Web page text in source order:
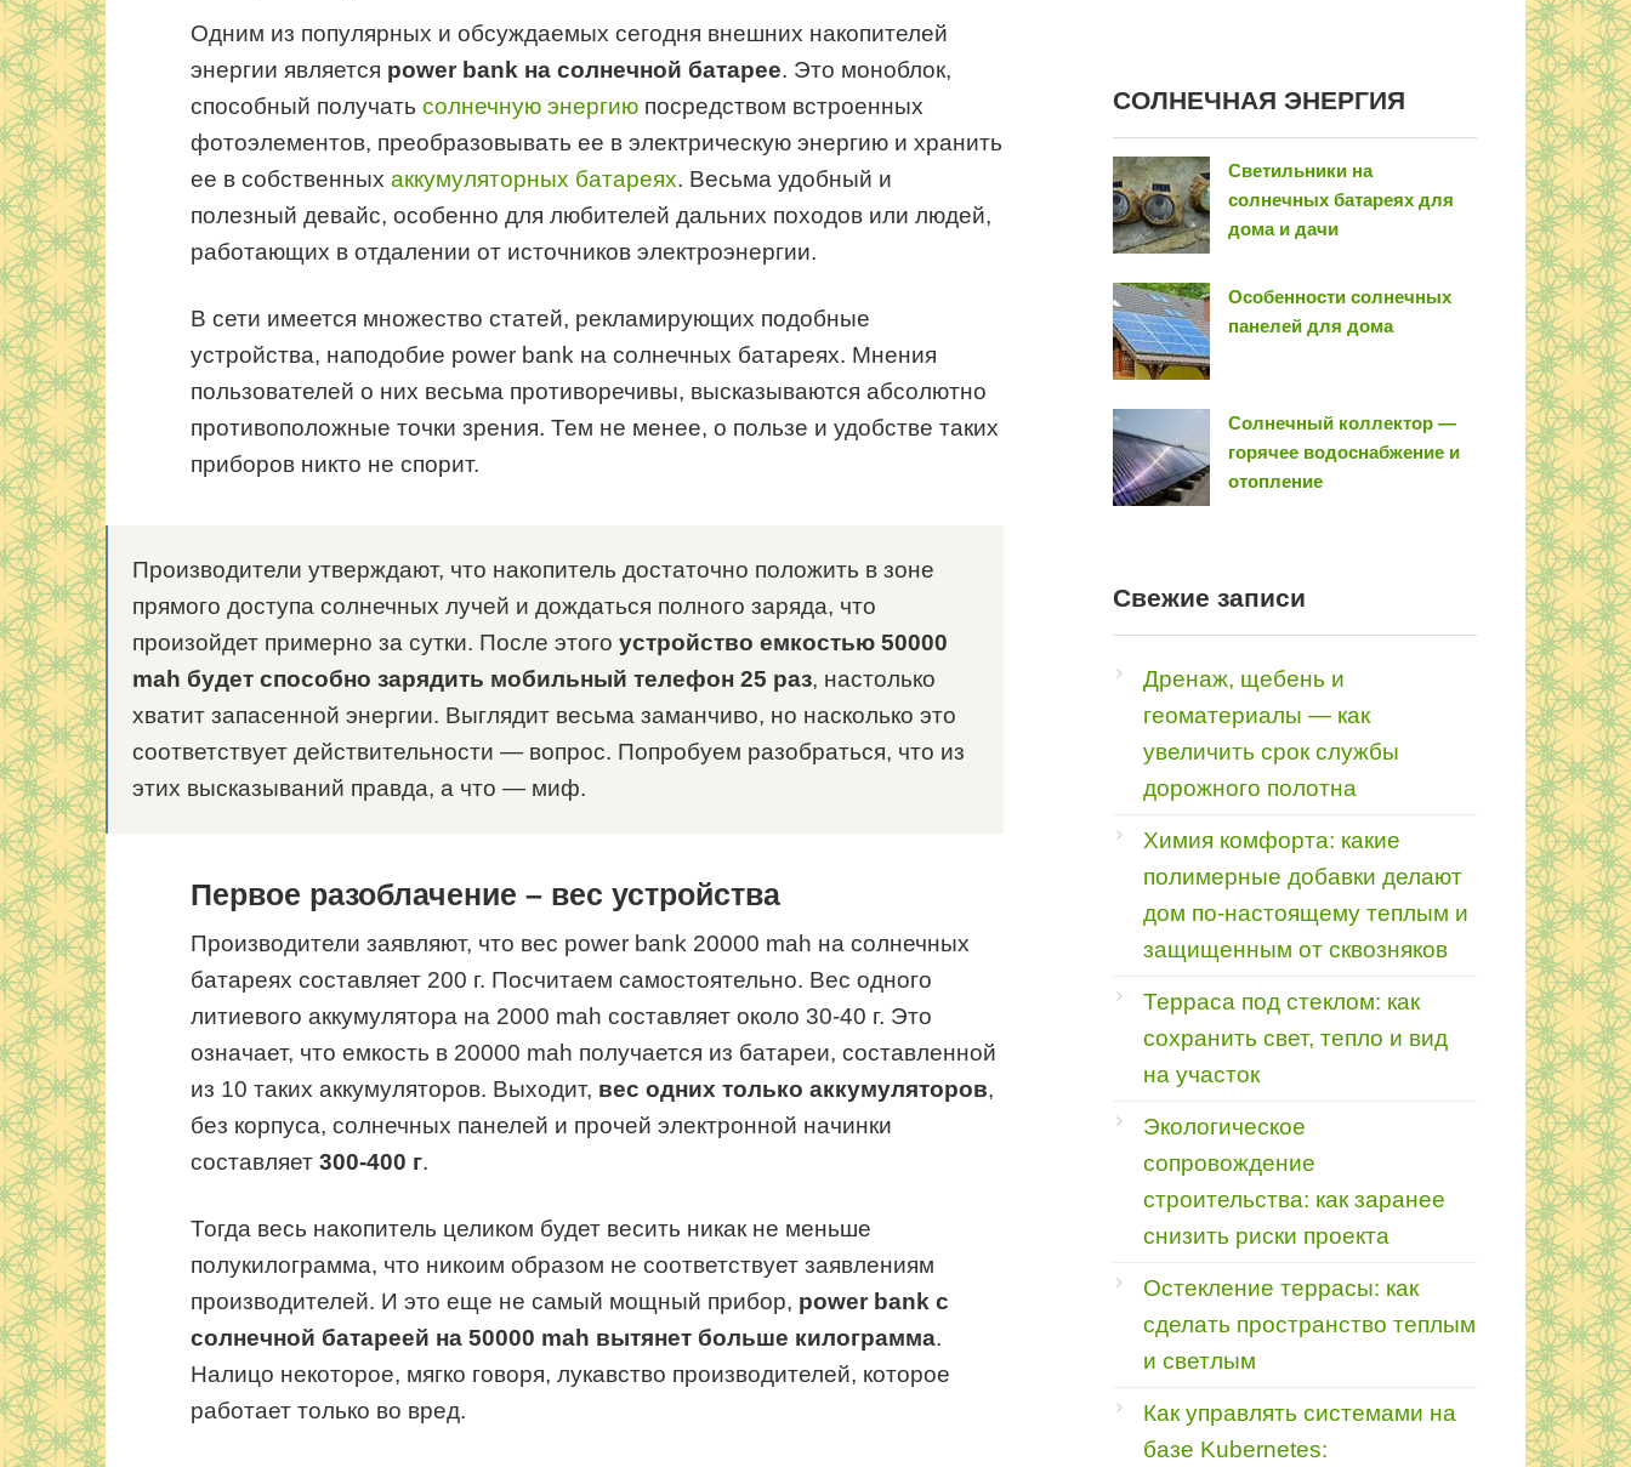
Одним из популярных и обсуждаемых сегодня внешних накопителей
энергии является power bank на солнечной батарее. Это моноблок,
способный получать солнечную энергию посредством встроенных
фотоэлементов, преобразовывать ее в электрическую энергию и хранить
ее в собственных аккумуляторных батареях. Весьма удобный и
полезный девайс, особенно для любителей дальних походов или людей,
работающих в отдалении от источников электроэнергии.
В сети имеется множество статей, рекламирующих подобные
устройства, наподобие power bank на солнечных батареях. Мнения
пользователей о них весьма противоречивы, высказываются абсолютно
противоположные точки зрения. Тем не менее, о пользе и удобстве таких
приборов никто не спорит.
Производители утверждают, что накопитель достаточно положить в зоне
прямого доступа солнечных лучей и дождаться полного заряда, что
произойдет примерно за сутки. После этого устройство емкостью 50000
mah будет способно зарядить мобильный телефон 25 раз, настолько
хватит запасенной энергии. Выглядит весьма заманчиво, но насколько это
соответствует действительности — вопрос. Попробуем разобраться, что из
этих высказываний правда, а что — миф.
Первое разоблачение – вес устройства
Производители заявляют, что вес power bank 20000 mah на солнечных
батареях составляет 200 г. Посчитаем самостоятельно. Вес одного
литиевого аккумулятора на 2000 mah составляет около 30-40 г. Это
означает, что емкость в 20000 mah получается из батареи, составленной
из 10 таких аккумуляторов. Выходит, вес одних только аккумуляторов,
без корпуса, солнечных панелей и прочей электронной начинки
составляет 300-400 г.
Тогда весь накопитель целиком будет весить никак не меньше
полукилограмма, что никоим образом не соответствует заявлениям
производителей. И это еще не самый мощный прибор, power bank с
солнечной батареей на 50000 mah вытянет больше килограмма.
Налицо некоторое, мягко говоря, лукавство производителей, которое
работает только во вред.
COЛНEЧНAЯ ЭНEPГИЯ
Светильники на
солнечных батареях для
дома и дачи
Особенности солнечных
панелей для дома
Солнечный коллектор —
горячее водоснабжение и
отопление
Свежие записи
Дренаж, щебень и
геоматериалы — как
увеличить срок службы
дорожного полотна
Химия комфорта: какие
полимерные добавки делают
дом по-настоящему теплым и
защищенным от сквозняков
Терраса под стеклом: как
сохранить свет, тепло и вид
на участок
Экологическое
сопровождение
строительства: как заранее
снизить риски проекта
Остекление террасы: как
сделать пространство теплым
и светлым
Как управлять системами на
базе Kubernetes: